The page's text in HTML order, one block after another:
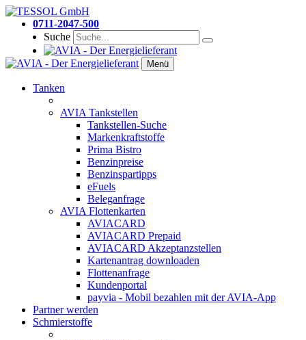
0711-2047-500
Suche
Menü
Tanken
AVIA Tankstellen
Tankstellen-Suche
Markenkraftstoffe
Prima Bistro
Benzinpreise
Benzinspartipps
eFuels
Beleganfrage
AVIA Flottenkarten
AVIACARD
AVIACARD Prepaid
AVIACARD Akzeptanzstellen
Kartenantrag downloaden
Flottenanfrage
Kundenportal
payvia - Mobil bezahlen mit der AVIA-App
Partner werden
Schmierstoffe